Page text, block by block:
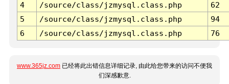
4
/source/class/jzmysql.class.php
62
5
/source/class/jzmysql.class.php
94
6
/source/class/jzmysql.class.php 76
www.365jz.com 已经将此出错信息详细记录, 由此给您带来的访问不便我
们深感歉意.